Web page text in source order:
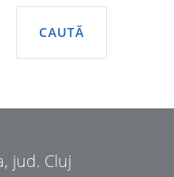
CAUTĂ
jud. Cluj